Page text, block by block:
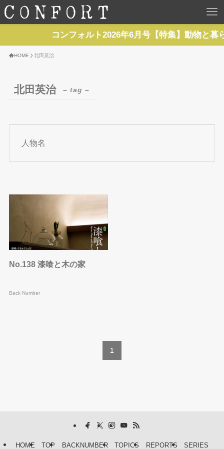
HOME
NEWS
Contact Us
コンフォルト2026年6月号【特集】動物と
HOME 北田英治
北田英治 – tag –
人物名
No.138 漆喰と木の家
Back Number
1
HOME TOP BACKNUMBER TOPICS REPORTS SERIES